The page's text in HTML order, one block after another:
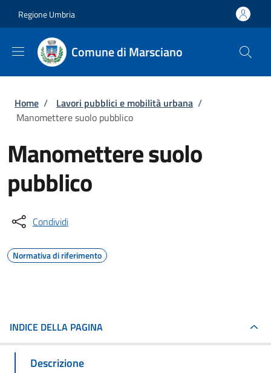
Regione Umbria
Comune di Marsciano
Briciole di pane
Home / Lavori pubblici e mobilità urbana /
Manomettere suolo pubblico
Manomettere suolo
pubblico
Condividi
Normativa di riferimento
INDICE DELLA PAGINA
Descrizione